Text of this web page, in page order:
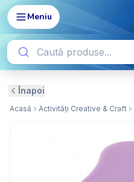
Meniu
Înapoi
Acasă Activități Creative & Craft